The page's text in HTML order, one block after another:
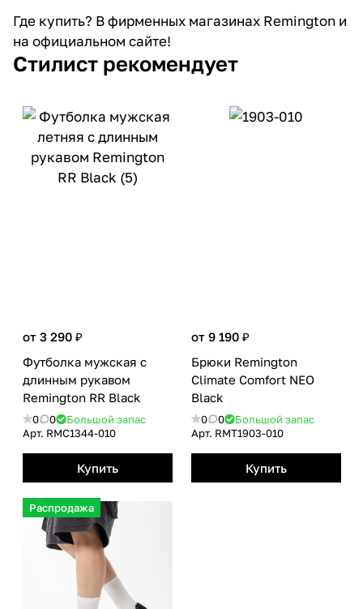
Где купить? В фирменных магазинах Remington и
на официальном сайте!
Стилист рекомендует
от 3 290 ₽
Футболка мужская с
длинным рукавом
Remington RR Вlack
0 0
Большой запас
Арт. RMС1344-010
Купить
от 9 190 ₽
Брюки Remington
Сlimate Сomfort NEO
Black
0 0
Большой запас
Арт. RMТ1903-010
Купить
Распродажа